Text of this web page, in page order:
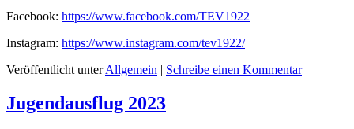
Facebook: https://www.facebook.com/TEV1922
Instagram: https://www.instagram.com/tev1922/
Veröffentlicht unterAllgemein | Schreibe einen Kommentar
Jugendausflug 2023